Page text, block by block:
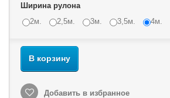
Ширина рулона
2м.
2,5м. 3м. 3,5м. 4м.
В корзину
Добавить в избранное